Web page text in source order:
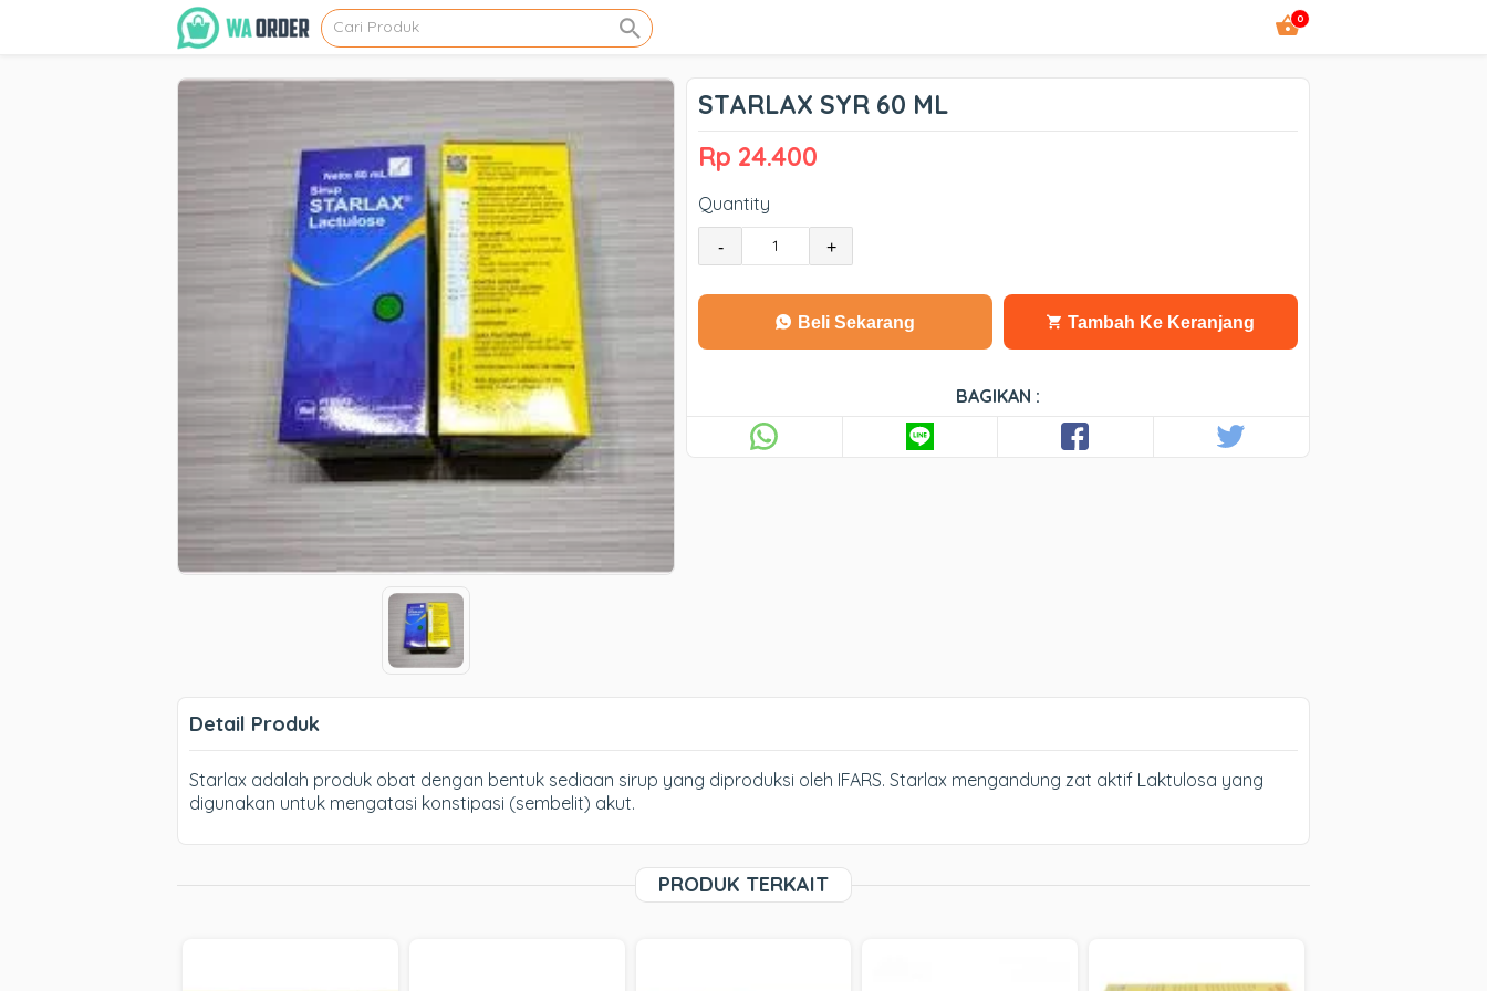
0
STARLAX SYR 60 ML
Rp 24.400
Quantity
- +
Beli Sekarang Tambah Ke Keranjang
BAGIKAN :
Detail Produk
Starlax adalah produk obat dengan bentuk sediaan sirup yang diproduksi oleh IFARS. Starlax mengandung zat aktif Laktulosa yang
digunakan untuk mengatasi konstipasi (sembelit) akut.
PRODUK TERKAIT